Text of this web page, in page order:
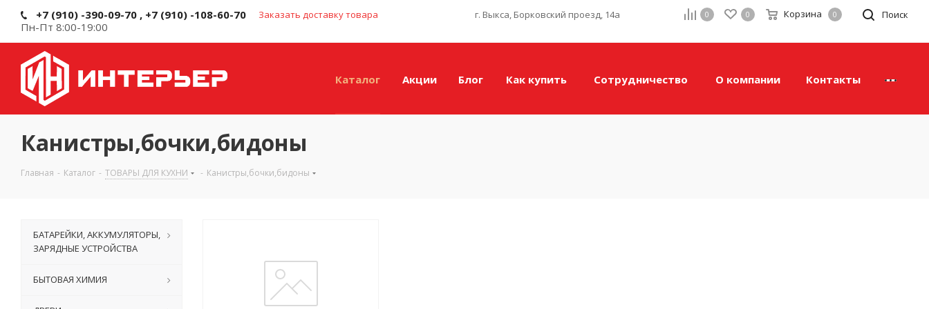
+7 (910) -390-09-70 , +7 (910) -108-60-70 Заказать доставку товара
Пн-Пт 8:00-19:00
г. Выкса, Борковский проезд, 14а Поиск
0 0 Корзина 0
Каталог Акции Блог Как купить Сотрудничество О компании Контакты
Канистры,бочки,бидоны
Главная - Каталог - ТОВАРЫ ДЛЯ КУХНИ - Канистры,бочки,бидоны
БАТАРЕЙКИ, АККУМУЛЯТОРЫ,
ЗАРЯДНЫЕ УСТРОЙСТВА
БЫТОВАЯ ХИМИЯ